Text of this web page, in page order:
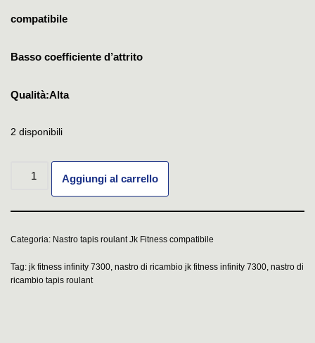
compatibile
Basso coefficiente d’attrito
Qualità:Alta
2 disponibili
Aggiungi al carrello
Categoria: Nastro tapis roulant Jk Fitness compatibile
Tag: jk fitness infinity 7300, nastro di ricambio jk fitness infinity 7300, nastro di
ricambio tapis roulant